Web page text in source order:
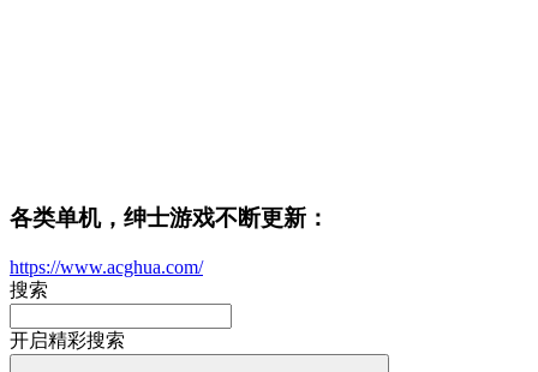
各类单机，绅士游戏不断更新：
https://www.acghua.com/
搜索
开启精彩搜索